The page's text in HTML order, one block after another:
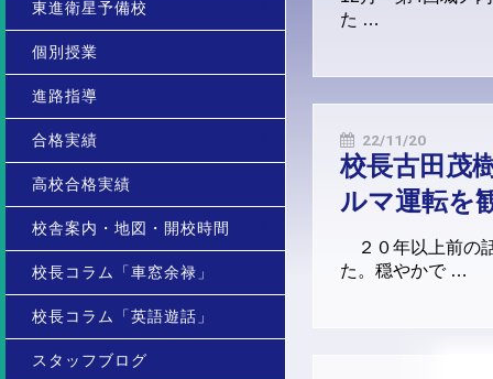
東進衛星予備校
個別授業
進路指導
合格実績
高校合格実績
校舎案内・地図・開校時間
校長コラム「車窓余禄」
校長コラム「英語遊話」
スタッフブログ
た …
22/11/20
校長古田茂
ルマ運転を
２０年以上前の
た。穏やかで …